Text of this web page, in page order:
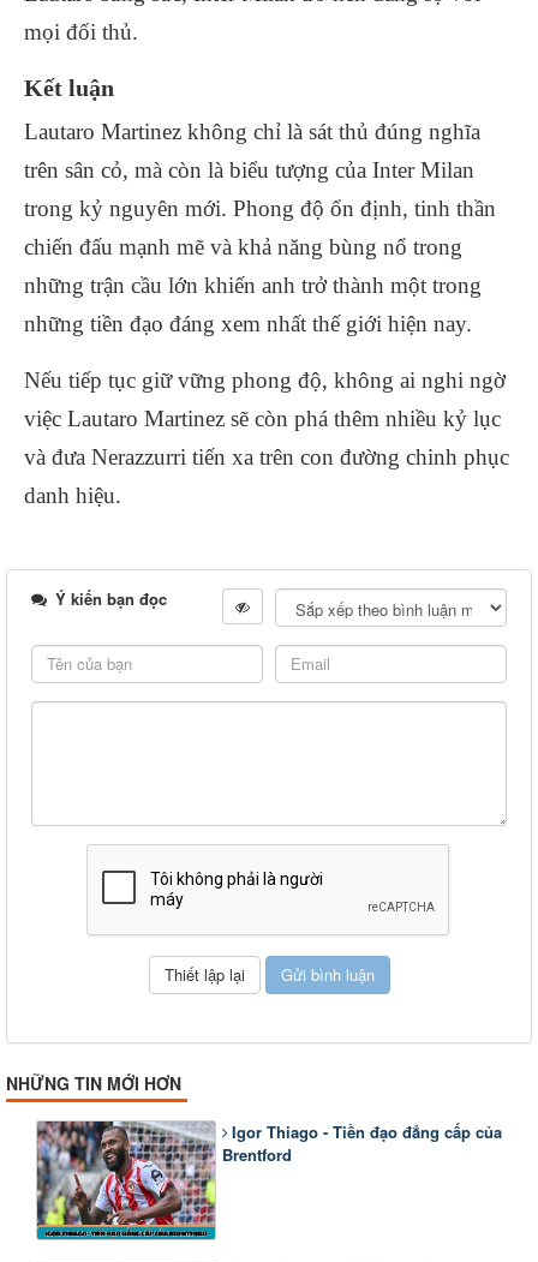
mọi đối thủ.
Kết luận
Lautaro Martinez không chỉ là sát thủ đúng nghĩa
trên sân cỏ, mà còn là biểu tượng của Inter Milan
trong kỷ nguyên mới. Phong độ ổn định, tinh thần
chiến đấu mạnh mẽ và khả năng bùng nổ trong
những trận cầu lớn khiến anh trở thành một trong
những tiền đạo đáng xem nhất thế giới hiện nay.
Nếu tiếp tục giữ vững phong độ, không ai nghi ngờ
việc Lautaro Martinez sẽ còn phá thêm nhiều kỷ lục
và đưa Nerazzurri tiến xa trên con đường chinh phục
danh hiệu.
Ý kiến bạn đọc
NHỮNG TIN MỚI HƠN
Igor Thiago - Tiền đạo đẳng cấp của
Brentford